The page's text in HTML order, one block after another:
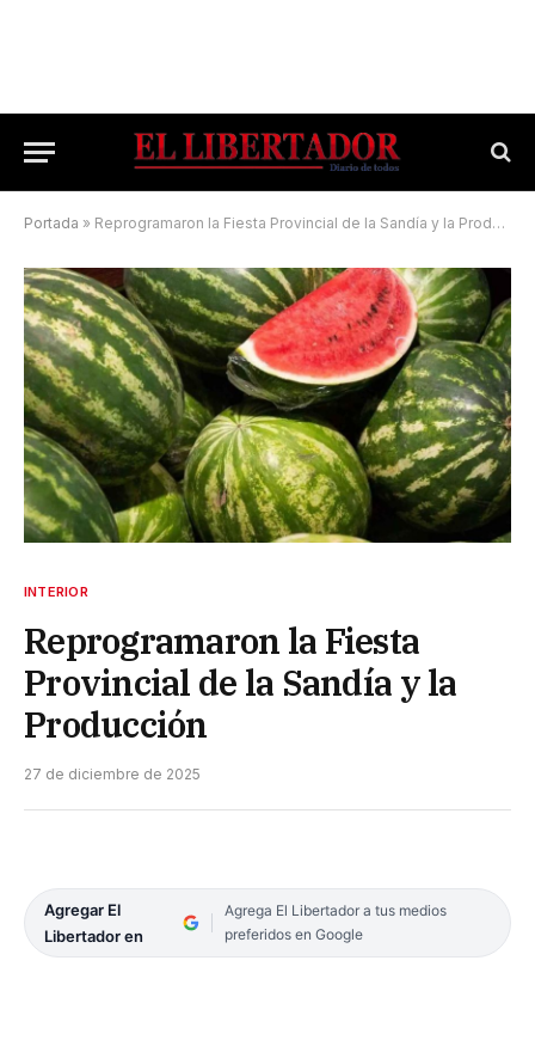
Portada » Reprogramaron la Fiesta Provincial de la Sandía y la Producción
INTERIOR
Reprogramaron la Fiesta
Provincial de la Sandía y la
Producción
27 de diciembre de 2025
Agregar El
Libertador en
Agrega El Libertador a tus medios
preferidos en Google